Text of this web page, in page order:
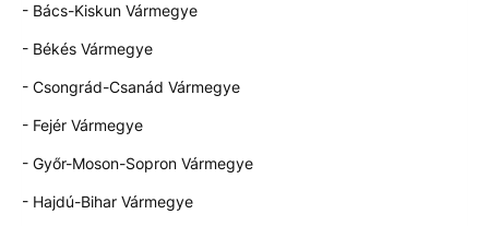
- Bács-Kiskun Vármegye
- Békés Vármegye
- Csongrád-Csanád Vármegye
- Fejér Vármegye
- Győr-Moson-Sopron Vármegye
- Hajdú-Bihar Vármegye